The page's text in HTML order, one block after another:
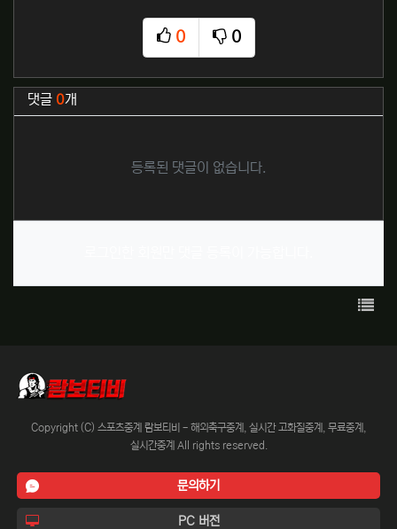
0
추천
0
비추천
관련자료
댓글 0개
등록된 댓글이 없습니다.
목록
Copyright (C) 스포츠중계 람보티비 - 해외축구중계, 실시간 고화질중계, 무료중계,
실시간중계 All rights reserved.
문의하기
PC 버전